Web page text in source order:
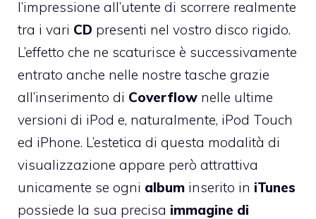
l’impressione all’utente di scorrere realmente
tra i vari CD presenti nel vostro disco rigido.
L’effetto che ne scaturisce è successivamente
entrato anche nelle nostre tasche grazie
all’inserimento di Coverflow nelle ultime
versioni di iPod e, naturalmente, iPod Touch
ed iPhone. L’estetica di questa modalità di
visualizzazione appare però attrattiva
unicamente se ogni album inserito in iTunes
possiede la sua precisa immagine di